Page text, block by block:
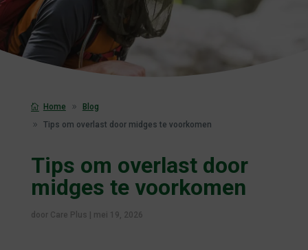
Home
Blog
Tips om overlast door midges te voorkomen
Tips om overlast door
midges te voorkomen
door Care Plus mei 19, 2026